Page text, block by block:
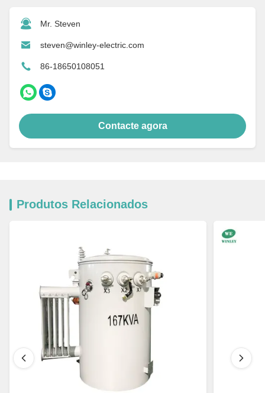
Mr. Steven
steven@winley-electric.com
86-18650108051
Contacte agora
Produtos Relacionados